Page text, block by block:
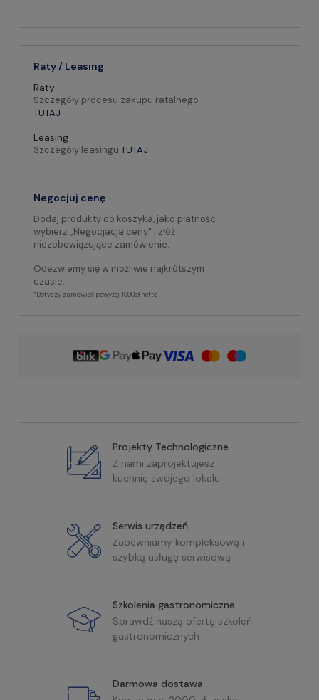
Raty / Leasing
Raty
Szczegóły procesu zakupu ratalnego
TUTAJ
Leasing
Szczegóły leasingu TUTAJ
Negocjuj cenę
Dodaj produkty do koszyka, jako płatność
wybierz „Negocjacja ceny” i złóż
niezobowiązujące zamówienie.
Odezwiemy się w możliwie najkrótszym
czasie.
*Dotyczy zamówień powyżej 1000zł netto
Projekty Technologiczne
Z nami zaprojektujesz
kuchnię swojego lokalu
Serwis urządzeń
Zapewniamy kompleksową i
szybką usługę serwisową
Szkolenia gastronomiczne
Sprawdź naszą ofertę szkoleń
gastronomicznych
Darmowa dostawa